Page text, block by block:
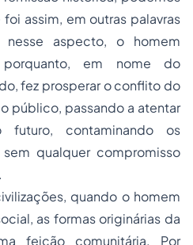
assim, em outras palavras
nesse aspecto, o homem
porquanto, em nome do
fez prosperar o conflito do
público, passando a atentar
contaminando os
qualquer compromisso
quando o homem
as formas originárias da
feição comunitária. Por